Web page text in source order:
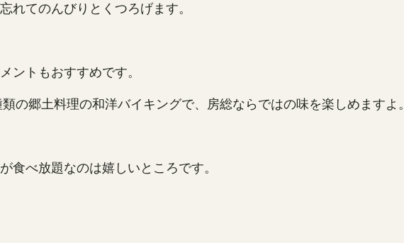
れてのんびりとくつろげます。
ントもおすすめです。
の郷土料理の和洋バイキングで、房総ならではの味を楽しめますよ
食べ放題なのは嬉しいところです。